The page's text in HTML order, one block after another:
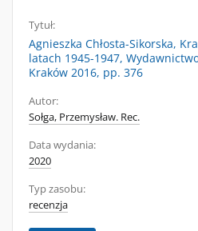
Tytuł:
Agnieszka Chłosta-Sikorska,
latach 1945-1947,
Kraków 2016, pp. 376
Autor:
Sołga, Przemysław. Rec.
Data wydania:
2020
Typ zasobu:
recenzja